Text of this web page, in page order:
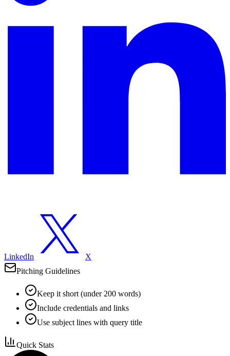
LinkedIn
X
Pitching Guidelines
Keep it short (under 200 words)
Include credentials and links
Use subject lines with query title
Quick Stats